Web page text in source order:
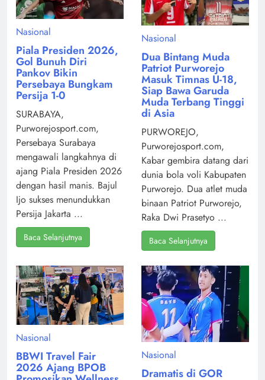
Nasional
Piala Presiden 2026,
Gol Bunuh Diri
Pankov Bikin
Persebaya Bungkam
Persija 1-0
SURABAYA,
Purworejosport.com,
Persebaya Surabaya
mengawali langkahnya di
ajang Piala Presiden 2026
dengan hasil manis. Bajul
Ijo sukses menundukkan
Persija Jakarta ...
Baca Selanjutnya
Nasional
Dua Bintang Muda
Patriot Purworejo
Masuk Timnas U-18,
Siap Bawa Garuda
Muda Terbang Tinggi
di Asia
PURWOREJO,
Purworejosport.com,
Kabar gembira datang dari
dunia bola voli Kabupaten
Purworejo. Dua atlet muda
binaan Patriot Purworejo,
Raka Dwi Prasetyo ...
Baca Selanjutnya
Nasional
BBWI Travel Fair
2026 Ajang BPOB
Nasional
Dramatis di GOR